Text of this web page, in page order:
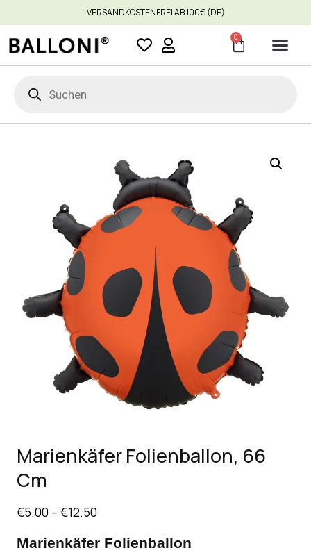
VERSANDKOSTENFREI AB 100€ (DE)
0
Marienkäfer Folienballon, 66
Cm
€5.00 – €12.50
Marienkäfer Folienballon